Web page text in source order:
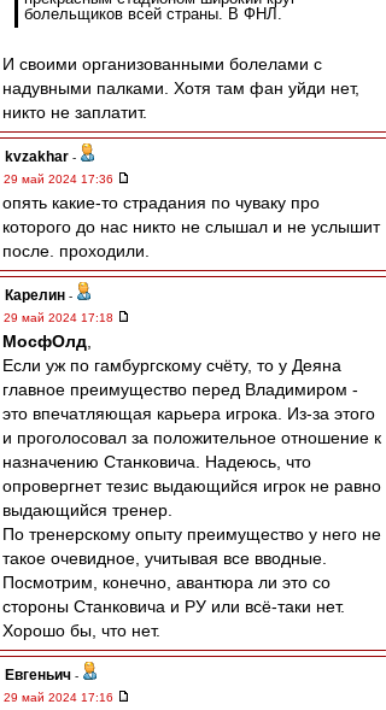
болельщиков всей страны. В ФНЛ.
И своими организованными болелами с
надувными палками. Хотя там фан уйди нет,
никто не заплатит.
kvzakhar -
29 май 2024 17:36
опять какие-то страдания по чуваку про
которого до нас никто не слышал и не услышит
после. проходили.
Карелин -
29 май 2024 17:18
МосфОлд
Если уж по гамбургскому счёту, то у Деяна
главное преимущество перед Владимиром -
это впечатляющая карьера игрока. Из-за этого
и проголосовал за положительное отношение к
назначению Станковича. Надеюсь, что
опровергнет тезис выдающийся игрок не равно
выдающийся тренер.
По тренерскому опыту преимущество у него не
такое очевидное, учитывая все вводные.
Посмотрим, конечно, авантюра ли это со
стороны Станковича и РУ или всё-таки нет.
Хорошо бы, что нет.
Евгеньич -
29 май 2024 17:16